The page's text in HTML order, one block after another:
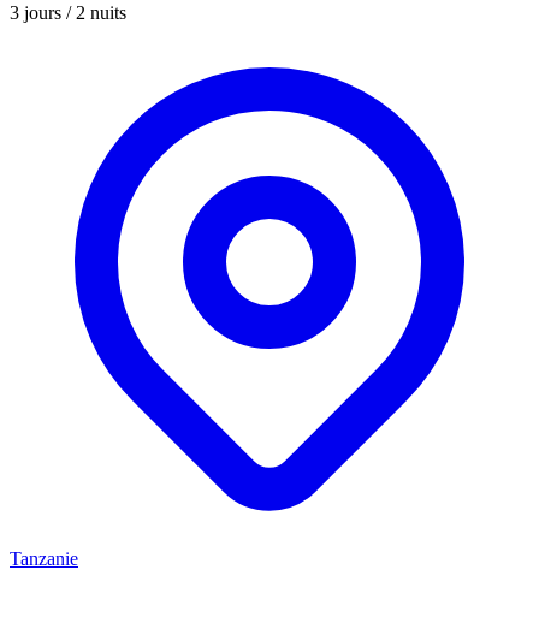
3 jours / 2 nuits
Tanzanie